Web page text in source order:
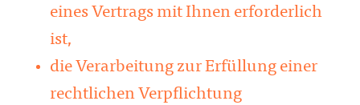
eines Vertrags mit Ihnen erforderlich
ist,
die Verarbeitung zur Erfüllung einer
rechtlichen Verpflichtung